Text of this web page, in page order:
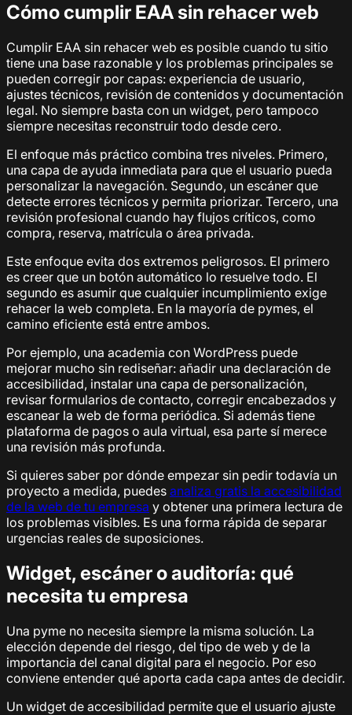
Cómo cumplir EAA sin rehacer web
Cumplir EAA sin rehacer web es posible cuando tu sitio
tiene una base razonable y los problemas principales se
pueden corregir por capas: experiencia de usuario,
ajustes técnicos, revisión de contenidos y documentación
legal. No siempre basta con un widget, pero tampoco
siempre necesitas reconstruir todo desde cero.
El enfoque más práctico combina tres niveles. Primero,
una capa de ayuda inmediata para que el usuario pueda
personalizar la navegación. Segundo, un escáner que
detecte errores técnicos y permita priorizar. Tercero, una
revisión profesional cuando hay flujos críticos, como
compra, reserva, matrícula o área privada.
Este enfoque evita dos extremos peligrosos. El primero
es creer que un botón automático lo resuelve todo. El
segundo es asumir que cualquier incumplimiento exige
rehacer la web completa. En la mayoría de pymes, el
camino eficiente está entre ambos.
Por ejemplo, una academia con WordPress puede
mejorar mucho sin rediseñar: añadir una declaración de
accesibilidad, instalar una capa de personalización,
revisar formularios de contacto, corregir encabezados y
escanear la web de forma periódica. Si además tiene
plataforma de pagos o aula virtual, esa parte sí merece
una revisión más profunda.
Si quieres saber por dónde empezar sin pedir todavía un
proyecto a medida, puedes analiza gratis la accesibilidad
de la web de tu empresa y obtener una primera lectura de
los problemas visibles. Es una forma rápida de separar
urgencias reales de suposiciones.
Widget, escáner o auditoría: qué
necesita tu empresa
Una pyme no necesita siempre la misma solución. La
elección depende del riesgo, del tipo de web y de la
importancia del canal digital para el negocio. Por eso
conviene entender qué aporta cada capa antes de decidir.
Un widget de accesibilidad permite que el usuario ajuste